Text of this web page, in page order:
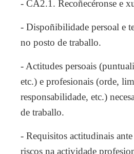
- CA2.1. Recoñecéronse e
- Dispoñibilidade persoal e
no posto de traballo.
- Actitudes persoais
etc.) e profesionais (orde,
responsabilidade, etc.)
de traballo.
- Requisitos actitudinais
riscos na actividade